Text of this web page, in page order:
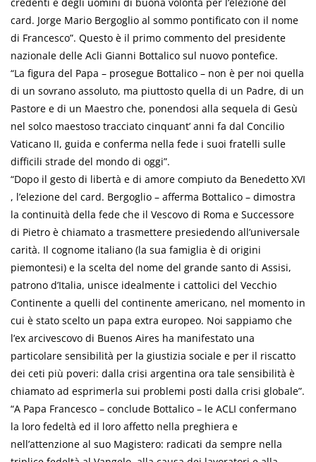
card. Jorge Mario Bergoglio al sommo pontificato con il nome
di Francesco”. Questo è il primo commento del presidente
nazionale delle Acli Gianni Bottalico sul nuovo pontefice.
“La figura del Papa – prosegue Bottalico – non è per noi quella
di un sovrano assoluto, ma piuttosto quella di un Padre, di un
Pastore e di un Maestro che, ponendosi alla sequela di Gesù
nel solco maestoso tracciato cinquant’ anni fa dal Concilio
Vaticano II, guida e conferma nella fede i suoi fratelli sulle
difficili strade del mondo di oggi”.
“Dopo il gesto di libertà e di amore compiuto da Benedetto XVI
, l’elezione del card. Bergoglio – afferma Bottalico – dimostra
la continuità della fede che il Vescovo di Roma e Successore
di Pietro è chiamato a trasmettere presiedendo all’universale
carità. Il cognome italiano (la sua famiglia è di origini
piemontesi) e la scelta del nome del grande santo di Assisi,
patrono d’Italia, unisce idealmente i cattolici del Vecchio
Continente a quelli del continente americano, nel momento in
cui è stato scelto un papa extra europeo. Noi sappiamo che
l’ex arcivescovo di Buenos Aires ha manifestato una
particolare sensibilità per la giustizia sociale e per il riscatto
dei ceti più poveri: dalla crisi argentina ora tale sensibilità è
chiamato ad esprimerla sui problemi posti dalla crisi globale”.
“A Papa Francesco – conclude Bottalico – le ACLI confermano
la loro fedeltà ed il loro affetto nella preghiera e
nell’attenzione al suo Magistero: radicati da sempre nella